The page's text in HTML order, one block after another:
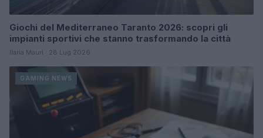
Giochi del Mediterraneo Taranto 2026: scopri gli
impianti sportivi che stanno trasformando la città
Ilaria Mauri · 28 Lug 2026
GAMING NEWS